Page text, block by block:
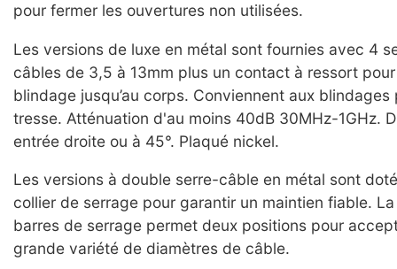
pour fermer les ouvertures non utilisées.
Les versions de luxe en métal sont fournies avec 4
câbles de 3,5 à 13mm plus un contact à ressort
blindage jusqu’au corps. Conviennent aux blindages
tresse. Atténuation d'au moins 40dB 30MHz-1GHz.
entrée droite ou à 45°. Plaqué nickel.
Les versions à double serre-câble en métal sont
collier de serrage pour garantir un maintien fiable.
barres de serrage permet deux positions pour
grande variété de diamètres de câble.